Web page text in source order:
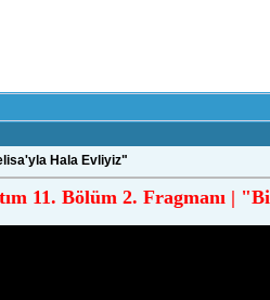
Hala Evliyiz"
11. Bölüm 2. Fragmanı |